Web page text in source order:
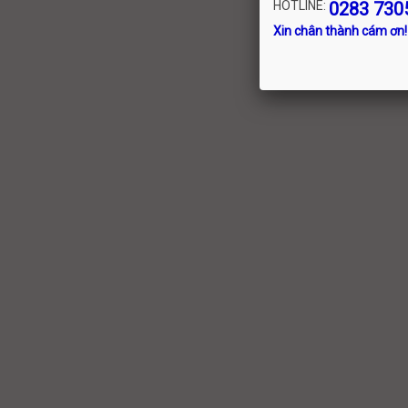
HOTLINE: 0283
Xin chân thành cám ơn!